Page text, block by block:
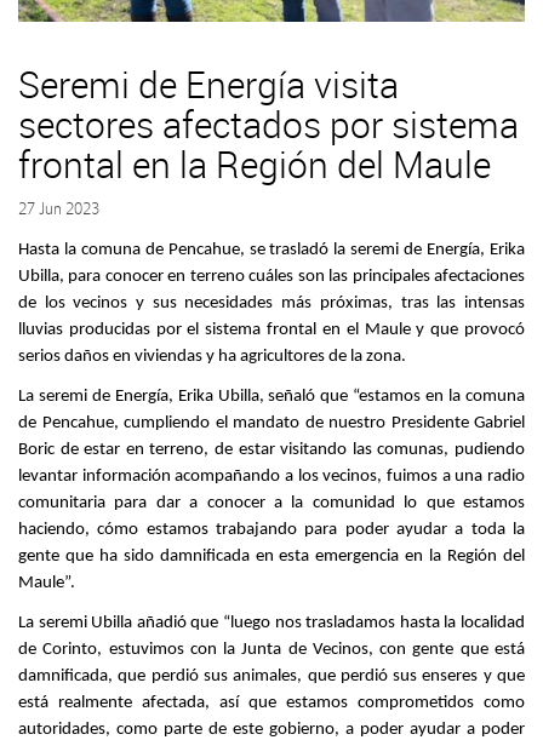
Seremi de Energía visita
sectores afectados por sistema
frontal en la Región del Maule
27 Jun 2023
Hasta la comuna de Pencahue, se trasladó la seremi de Energía, Erika
Ubilla, para conocer en terreno cuáles son las principales afectaciones
de los vecinos y sus necesidades más próximas, tras las intensas
lluvias producidas por el sistema frontal en el Maule y que provocó
serios daños en viviendas y ha agricultores de la zona.
La seremi de Energía, Erika Ubilla, señaló que “estamos en la comuna
de Pencahue, cumpliendo el mandato de nuestro Presidente Gabriel
Boric de estar en terreno, de estar visitando las comunas, pudiendo
levantar información acompañando a los vecinos, fuimos a una radio
comunitaria para dar a conocer a la comunidad lo que estamos
haciendo, cómo estamos trabajando para poder ayudar a toda la
gente que ha sido damnificada en esta emergencia en la Región del
Maule”.
La seremi Ubilla añadió que “luego nos trasladamos hasta la localidad
de Corinto, estuvimos con la Junta de Vecinos, con gente que está
damnificada, que perdió sus animales, que perdió sus enseres y que
está realmente afectada, así que estamos comprometidos como
autoridades, como parte de este gobierno, a poder ayudar a poder